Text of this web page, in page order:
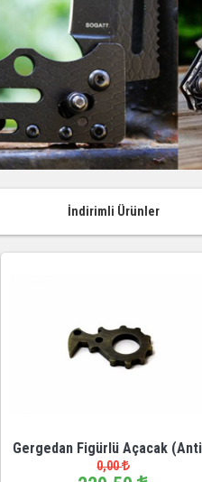
İndirimli Ürünler
Gergedan Figürlü Açacak
0,00